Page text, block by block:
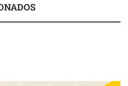
transforman espacios de la